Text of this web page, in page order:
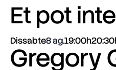
Et pot
Dissabte8 ag.19:00h
Gregory